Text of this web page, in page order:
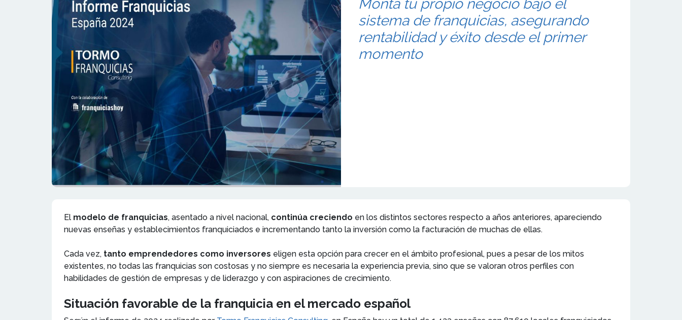
Monta tu propio negocio bajo el
sistema de franquicias, asegurando
rentabilidad y éxito desde el primer
momento
El modelo de franquicias, asentado a nivel nacional, continúa creciendo en los distintos sectores respecto a años anteriores, apareciendo
nuevas enseñas y establecimientos franquiciados e incrementando tanto la inversión como la facturación de muchas de ellas.
Cada vez, tanto emprendedores como inversores eligen esta opción para crecer en el ámbito profesional, pues a pesar de los mitos
existentes, no todas las franquicias son costosas y no siempre es necesaria la experiencia previa, sino que se valoran otros perfiles con
habilidades de gestión de empresas y de liderazgo y con aspiraciones de crecimiento.
Situación favorable de la franquicia en el mercado español